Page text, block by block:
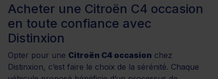
Acheter une Citroën C4 occasion
en toute confiance avec
Distinxion
Opter pour une Citroën C4 occasion chez
Distinxion, c’est faire le choix de la sérénité. Chaque